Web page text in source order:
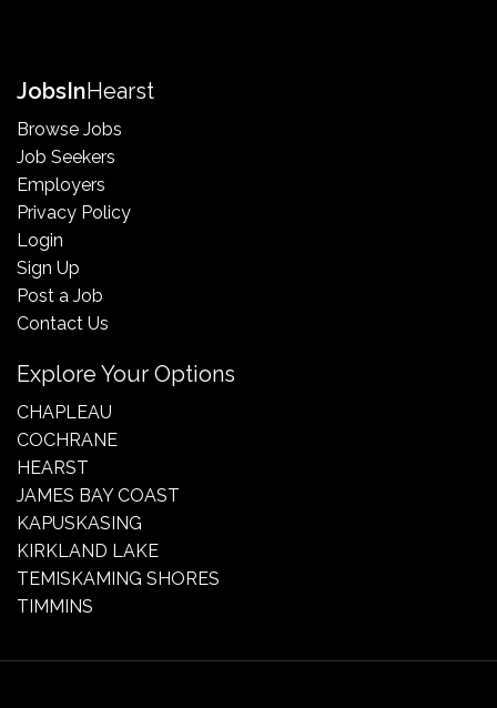
JobsInHearst
Browse Jobs
Job Seekers
Employers
Privacy Policy
Login
Sign Up
Post a Job
Contact Us
Explore Your Options
CHAPLEAU
COCHRANE
HEARST
JAMES BAY COAST
KAPUSKASING
KIRKLAND LAKE
TEMISKAMING SHORES
TIMMINS